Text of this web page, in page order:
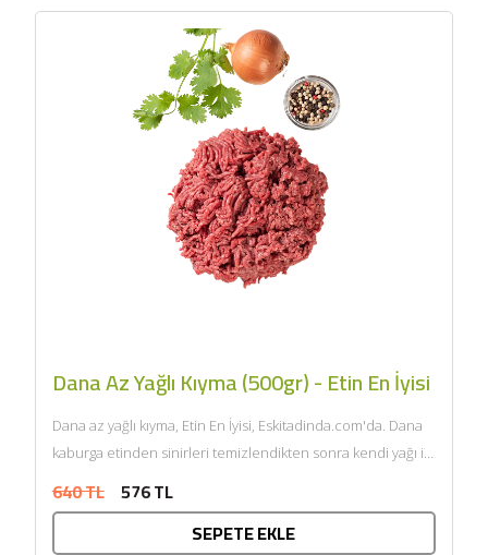
Dana Az Yağlı Kıyma (500gr) - Etin En İyisi
Dana az yağlı kıyma, Etin En İyisi, Eskitadinda.com'da. Dana
kaburga etinden sinirleri temizlendikten sonra kendi yağı ile
640 TL 576 TL
SEPETE EKLE